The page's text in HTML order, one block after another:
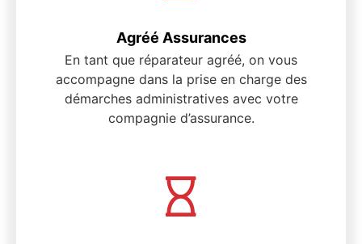
Agréé Assurances
En tant que réparateur agréé, on vous
accompagne dans la prise en charge des
démarches administratives avec votre
compagnie d’assurance.